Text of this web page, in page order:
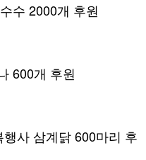
수 2000개 후원
600개 후원
사 삼계닭 600마리 후